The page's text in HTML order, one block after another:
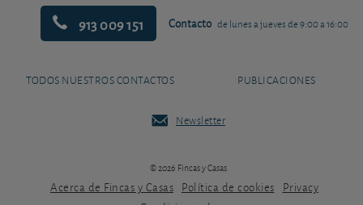
913 009 151 Contacto de lunes a jueves de 9:00 a 16:00
TODOS NUESTROS CONTACTOS PUBLICACIONES
Newsletter
© 2026 Fincas y Casas
Acerca de Fincas y Casas Política de cookies
Privacy